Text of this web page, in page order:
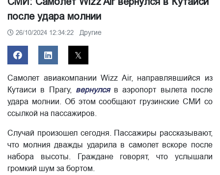
после удара молнии
26/10/2024 12:34:22 Другие
Самолет авиакомпании Wizz Air, направлявшийся из
Кутаиси в Прагу, вернулся в аэропорт вылета после
удара молнии. Об этом сообщают грузинские СМИ со
ссылкой на пассажиров.
Случай произошел сегодня. Пассажиры рассказывают,
что молния дважды ударила в самолет вскоре после
набора высоты. Граждане говорят, что услышали
громкий шум за бортом.